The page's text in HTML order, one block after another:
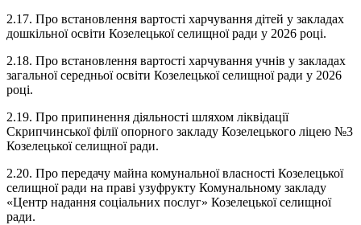
2.17. Про встановлення вартості харчування дітей у закладах
дошкільної освіти Козелецької селищної ради у 2026 році.
2.18. Про встановлення вартості харчування учнів у закладах
загальної середньої освіти Козелецької селищної ради у 2026
році.
2.19. Про припинення діяльності шляхом ліквідації
Скрипчинської філії опорного закладу Козелецького ліцею №3
Козелецької селищної ради.
2.20. Про передачу майна комунальної власності Козелецької
селищної ради на праві узуфрукту Комунальному закладу
«Центр надання соціальних послуг» Козелецької селищної
ради.